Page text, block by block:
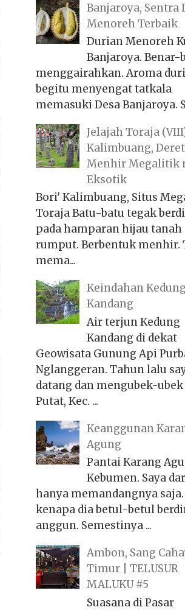
Banjaroya, Sentra
Menoreh Terbaik
Durian Menoreh
Banjaroya. Benar-
menggairahkan. Aroma
begitu menyengat tatkala
memasuki Desa Banjaroya.
Jelajah Toraja
Kalimbuang,
Menhir Megalitik
Eksotik
Bori' Kalimbuang, Situs
Toraja Batu-batu tegak
pada hamparan hijau tanah
rumput. Berbentuk menhir.
mema...
Keindahan Kedung
Kandang
Air terjun Kedung
Kandang di dekat
Geowisata Gunung Api
Nglanggeran. Tahun lalu
datang dan mengubek-ubek
Putat, Kec. ...
Keanggunan
Agung
Pantai Karang
Kebumen. Saya
hanya memandangnya
kenapa dia betul-betul
anggun. Semestinya ...
Ambon, Sang
Timur | TELUSUR
MALUKU #5
Suasana di Pasar